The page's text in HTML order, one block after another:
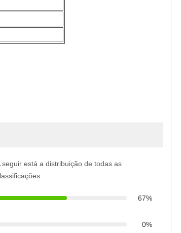
seguir está a distribuição de todas as
67%
0%